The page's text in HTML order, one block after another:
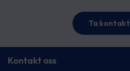
Ta kontakt
Kontakt oss